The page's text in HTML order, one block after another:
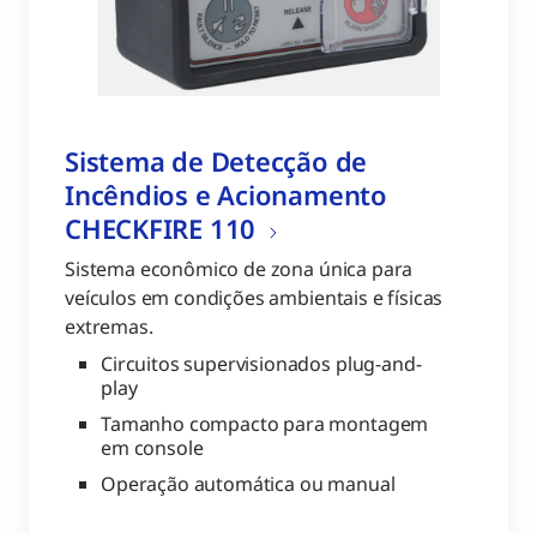
Sistema de Detecção de
Incêndios e Acionamento
CHECKFIRE 110
Sistema econômico de zona única para
veículos em condições ambientais e físicas
extremas.
Circuitos supervisionados plug-and-
play
Tamanho compacto para montagem
em console
Operação automática ou manual